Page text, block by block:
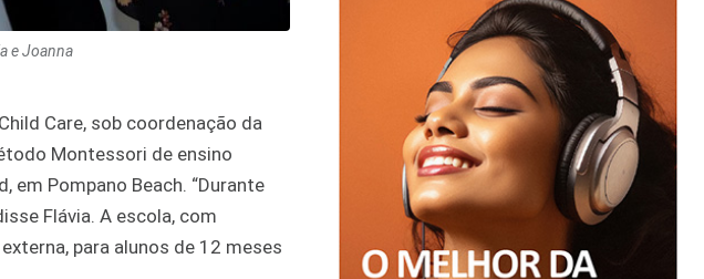
e Joanna
Care, sob coordenação da
Montessori de ensino
em Pompano Beach. “Durante
Flávia. A escola, com
para alunos de 12 meses